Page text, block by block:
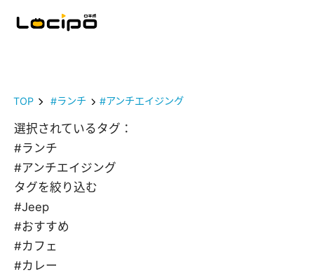
TOP #ランチ #アンチエイジング
選択されているタグ：
#ランチ
#アンチエイジング
タグを絞り込む
#Jeep
#おすすめ
#カフェ
#カレー